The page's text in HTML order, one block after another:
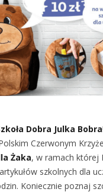
Dobra Julka Bobra
Czerwonym
Żaka, w ramach której
szkolnych dla
Koniecznie poznaj